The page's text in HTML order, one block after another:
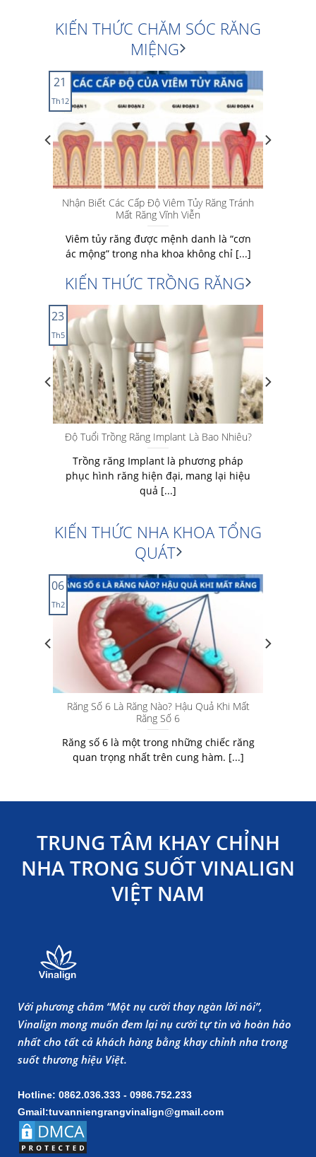
KIẾN THỨC CHĂM SÓC RĂNG
MIỆNG
Nhận Biết Các Cấp Độ Viêm Tủy Răng Tránh
Mất Răng Vĩnh Viễn
Viêm tủy răng được mệnh danh là “cơn
ác mộng” trong nha khoa không chỉ [...]
21
Th12
KIẾN THỨC TRỒNG RĂNG
Độ Tuổi Trồng Răng Implant Là Bao Nhiêu?
Trồng răng Implant là phương pháp
phục hình răng hiện đại, mang lại hiệu
quả [...]
23
Th5
KIẾN THỨC NHA KHOA TỔNG
QUÁT
Răng Số 6 Là Răng Nào? Hậu Quả Khi Mất
Răng Số 6
Răng số 6 là một trong những chiếc răng
quan trọng nhất trên cung hàm. [...]
06
Th2
TRUNG TÂM KHAY CHỈNH
NHA TRONG SUỐT VINALIGN
VIỆT NAM
Với phương châm “Một nụ cười thay ngàn lời nói”,
Vinalign mong muốn đem lại nụ cười tự tin và hoàn hảo
nhất cho tất cả khách hàng bằng khay chỉnh nha trong
suốt thương hiệu Việt.
Hotline: 0862.036.333 - 0986.752.233
Gmail:tuvanniengrangvinalign@gmail.com